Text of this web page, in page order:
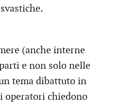
(anche interne
e non solo nelle
tema dibattuto in
operatori chiedono